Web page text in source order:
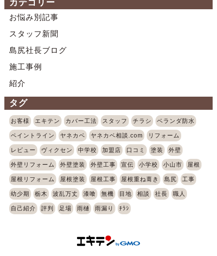
カテゴリー
お悩み別記事
スタッフ新聞
島尻社長ブログ
施工事例
紹介
タグ
お客様 エキテン カバー工法 スタッフ チラシ ベランダ防水
ペイントライン ヤネカベ ヤネカベ相談.com リフォーム
レビュー ヴィクセン 中学校 加盟店 口コミ 塗装 外壁
外壁リフォーム 外壁塗装 外壁工事 宣伝 小学校 小山市 屋根
屋根リフォーム 屋根塗装 屋根工事 屋根重ね葺き 島尻 工事
幼少期 栃木 波乱万丈 漆喰 無機 目地 相談 社長 職人
自己紹介 評判 足場 雨樋 雨漏り ﾁﾗｼ